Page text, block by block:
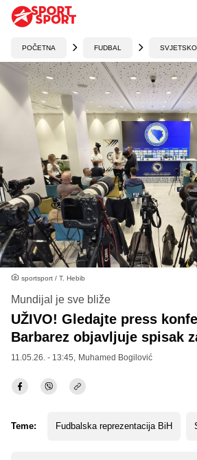
POČETNA FUDBAL
sportsport / T. Hebib
Mundijal je sve bliže
UŽIVO! Gledajte press
Barbarez objavljuje spisak
11.05.26. - 13:45, Muhamed Bogilović
Teme: Fudbalska reprezentacija BiH